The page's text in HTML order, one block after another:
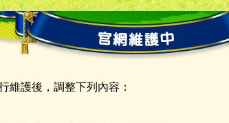
維護後，調整下列內容：